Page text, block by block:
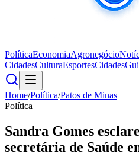
PolíticaEconomiaAgronegócio
CidadesCulturaEsportesCidades
Home/Política/Patos de Minas
Política
Sandra Gomes
secretária de Saúde